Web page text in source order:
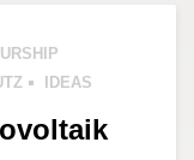
IDEAS